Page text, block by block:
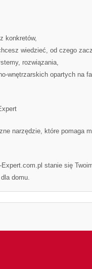
konkretów,
wiedzieć, od czego
rozwiązania,
wnętrzarskich opartych na
narzędzie, które pomaga
stanie się
domu.